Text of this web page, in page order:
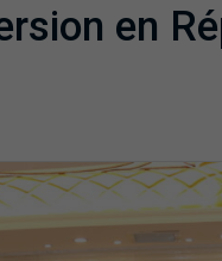
en